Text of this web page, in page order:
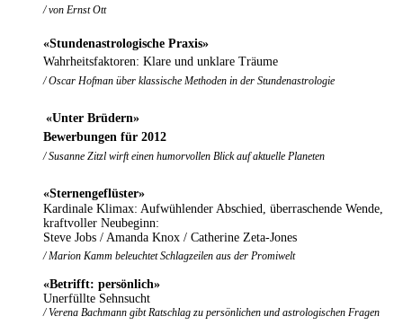
/ von Ernst Ott
«Stundenastrologische Praxis»
Wahrheitsfaktoren: Klare und unklare Träume
/Oscar Hofman über klassische Methoden in der Stundenastrologie
«Unter Brüdern»
Bewerbungen für 2012
/ Susanne Zitzl wirft einen humorvollen Blick auf aktuelle Planeten
«Sternengeflüster»
Kardinale Klimax: Aufwühlender Abschied, überraschende Wende,
kraftvoller Neubeginn:
Steve Jobs / Amanda Knox / Catherine Zeta-Jones
/ Marion Kamm beleuchtet Schlagzeilen aus der Promiwelt
«Betrifft: persönlich»
Unerfüllte Sehnsucht
/ Verena Bachmann gibt Ratschlag zu persönlichen und astrologischen Fragen